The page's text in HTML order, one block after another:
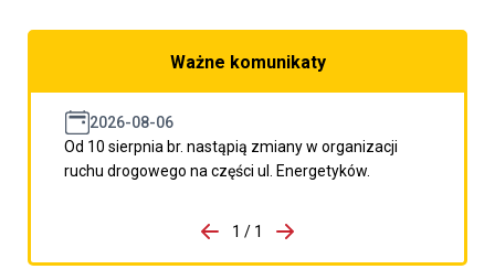
Ważne komunikaty
2026-08-06
Od 10 sierpnia br. nastąpią zmiany w organizacji
ruchu drogowego na części ul. Energetyków.
porzpedniego komunikatu
1 / 1
Przejdź do następnego